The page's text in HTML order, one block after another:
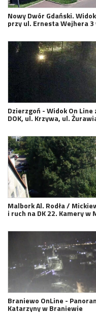
Nowy Dwór Gdański.
przy ul. Ernesta Wejhera
Dzierzgoń - Widok On
DOK, ul. Krzywa, ul.
Malbork Al. Rodła /
i ruch na DK 22. Kamery w
Braniewo OnLine -
Katarzyny w Braniewie